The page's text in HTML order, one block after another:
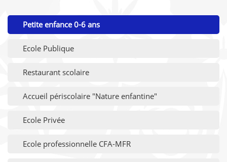
Petite enfance 0-6 ans
Ecole Publique
Restaurant scolaire
Accueil périscolaire "Nature enfantine"
Ecole Privée
Ecole professionnelle CFA-MFR